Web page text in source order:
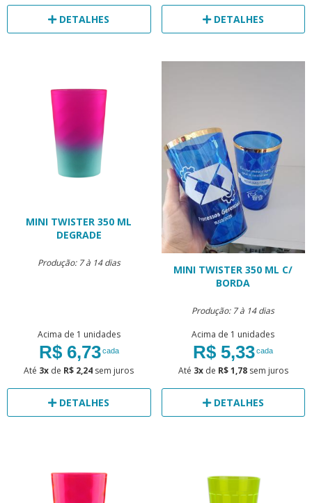
DETALHES DETALHES
MINI TWISTER 350 ML
DEGRADE
Produção: 7 à 14 dias
Acima de 1 unidades
R$ 6,73cada
Até 3x de R$ 2,24 sem juros
DETALHES
MINI TWISTER 350 ML C/
BORDA
Produção: 7 à 14 dias
Acima de 1 unidades
R$ 5,33cada
Até 3xde R$ 1,78sem juros
DETALHES